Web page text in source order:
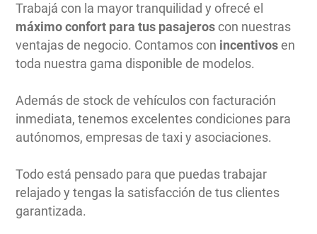
Trabajá con la mayor tranquilidad y ofrecé el
máximo confort para tus pasajeros con nuestras
ventajas de negocio. Contamos con incentivosen
toda nuestra gama disponible de modelos.
Además de stock de vehículos con facturación
inmediata, tenemos excelentes condiciones para
autónomos, empresas de taxi y asociaciones.
Todo está pensado para que puedas trabajar
relajado y tengas la satisfacción de tus clientes
garantizada.